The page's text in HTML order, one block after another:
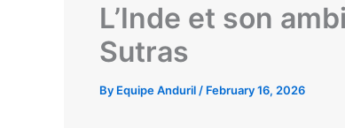
L’Inde et son
Sutras
By Equipe Anduril / February 16, 2026